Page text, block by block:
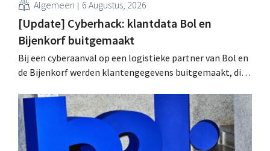
Algemeen 6 Augustus, 2026
[Update] Cyberhack: klantdata Bol en
Bijenkorf buitgemaakt
Bij een cyberaanval op een logistieke partner van Bol en
de Bijenkorf werden klantengegevens buitgemaakt, die
De retailers roepen klanten op alert te zijn voor
phishing.